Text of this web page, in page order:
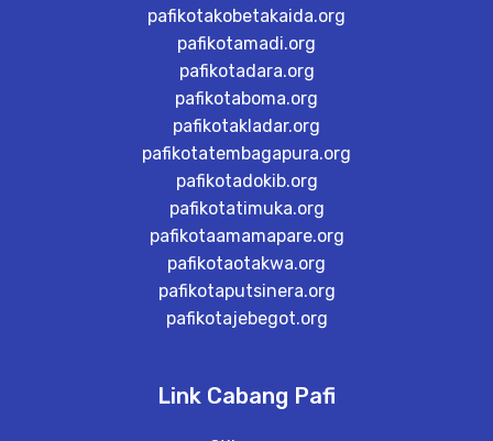
pafikotakobetakaida.org
pafikotamadi.org
pafikotadara.org
pafikotaboma.org
pafikotakladar.org
pafikotatembagapura.org
pafikotadokib.org
pafikotatimuka.org
pafikotaamamapare.org
pafikotaotakwa.org
pafikotaputsinera.org
pafikotajebegot.org
Link Cabang Pafi